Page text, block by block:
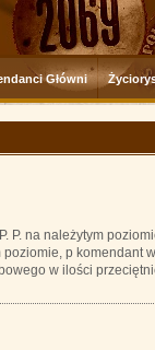
Główni
na należytym
p komendant
w ilości